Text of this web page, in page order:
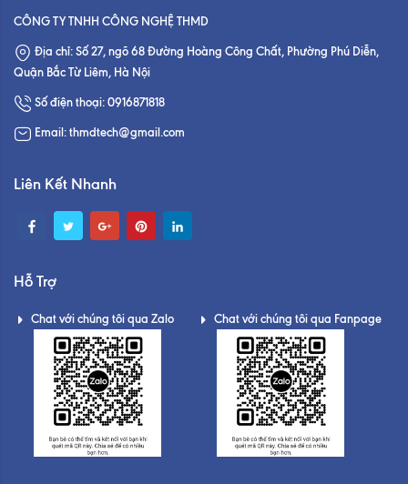
CÔNG TY TNHH CÔNG NGHỆ THMD
Địa chỉ: Số 27, ngõ 68 Đường Hoàng Công Chất, Phường Phú Diễn,
Quận Bắc Từ Liêm, Hà Nội
Số điện thoại: 0916871818
Email: thmdtech@gmail.com
Liên Kết Nhanh
Hỗ Trợ
Chat với chúng tôi qua Zalo Chat với chúng tôi qua Fanpage